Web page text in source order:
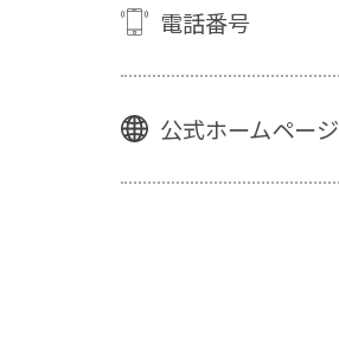
電話番号
公式ホームページ